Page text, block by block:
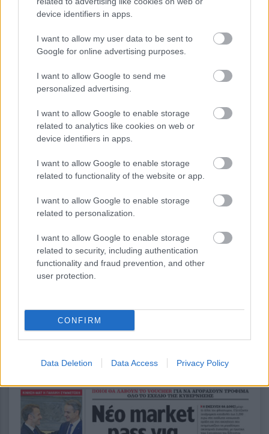
device identifiers in apps.
I want to allow my user data to be sent to
Google for online advertising purposes.
I want to allow Google to send me
personalized advertising.
I want to allow Google to enable storage
related to analytics like cookies on web or
device identifiers in apps.
I want to allow Google to enable storage
related to functionality of the website or app.
I want to allow Google to enable storage
related to personalization.
I want to allow Google to enable storage
related to security, including authentication
functionality and fraud prevention, and other
user protection.
CONFIRM
Data Deletion Data Access Privacy Policy
Νέα τεχνική διπλασιάζει το φάσμα
λειτουργίας των «λευκών λέιζερ»
περισσότερα
||